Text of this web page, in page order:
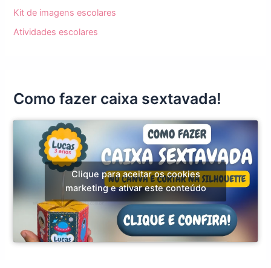
Kit de imagens escolares
Atividades escolares
Como fazer caixa sextavada!
Clique para aceitar os cookies
marketing e ativar este conteúdo